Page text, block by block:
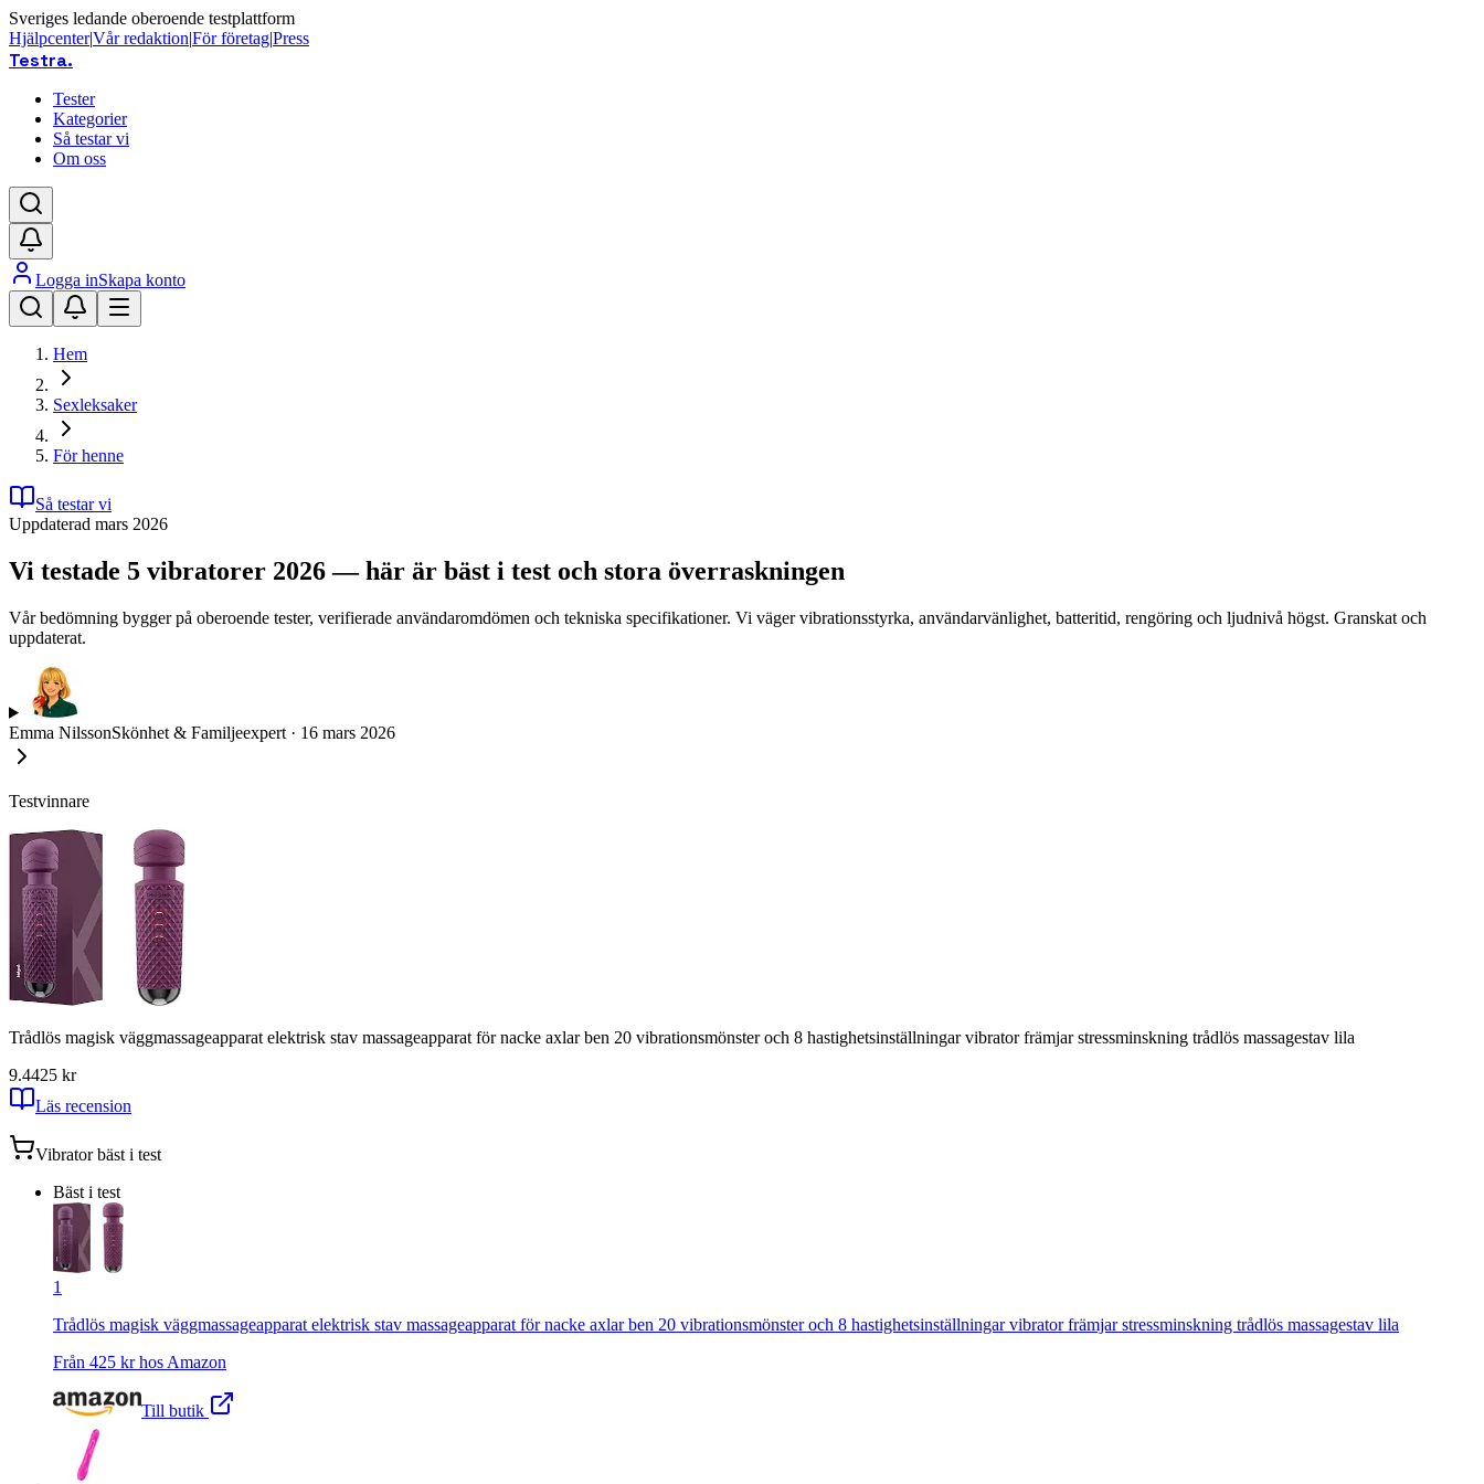
Sveriges ledande oberoende testplattform
Hjälpcenter|Vår redaktion|För företag|Press
Testra.
Tester
Kategorier
Så testar vi
Om oss
Logga inSkapa konto
Hem
Sexleksaker
För henne
Så testar vi
Uppdaterad mars 2026
Vi testade 5 vibratorer 2026 — här är bäst i test och stora överraskningen
Vår bedömning bygger på oberoende tester, verifierade användaromdömen och tekniska specifikationer. Vi väger vibrationsstyrka, användarvänlighet, batteritid, rengöring och ljudnivå högst. Granskat och
uppdaterat.
Emma NilssonSkönhet & Familjeexpert · 16 mars 2026
Testvinnare
Trådlös magisk väggmassageapparat elektrisk stav massageapparat för nacke axlar ben 20 vibrationsmönster och 8 hastighetsinställningar vibrator främjar stressminskning trådlös massagestav lila
9.4425 kr
Läs recension
Vibratorbäst i test
Bäst i test
1
Trådlös magisk väggmassageapparat elektrisk stav massageapparat för nacke axlar ben 20 vibrationsmönster och 8 hastighetsinställningar vibrator främjar stressminskning trådlös massagestav lila
Från 425 kr hos Amazon
Till butik